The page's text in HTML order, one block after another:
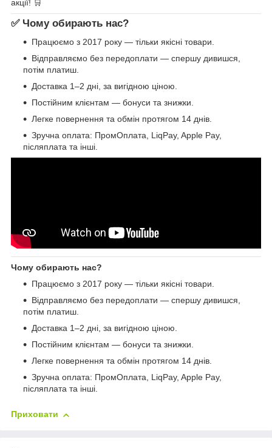
акції! 🛒
✅ Чому обирають нас?
Працюємо з 2017 року — тільки якісні товари.
Відправляємо без передоплати — спершу дивишся,
потім платиш.
Доставка 1–2 дні, за вигідною ціною.
Постійним клієнтам — бонуси та знижки.
Легке повернення та обмін протягом 14 днів.
Зручна оплата: ПромОплата, LiqPay, Apple Pay,
післяплата та інші.
Чому обирають нас?
Працюємо з 2017 року — тільки якісні товари.
Відправляємо без передоплати — спершу дивишся,
потім платиш.
Доставка 1–2 дні, за вигідною ціною.
Постійним клієнтам — бонуси та знижки.
Легке повернення та обмін протягом 14 днів.
Зручна оплата: ПромОплата, LiqPay, Apple Pay,
післяплата та інші.
Приховати